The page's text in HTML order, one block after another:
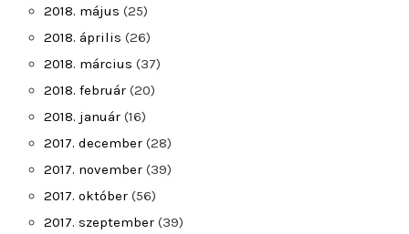
2018. május (25)
2018. április (26)
2018. március (37)
2018. február (20)
2018. január (16)
2017. december (28)
2017. november (39)
2017. október (56)
2017. szeptember (39)